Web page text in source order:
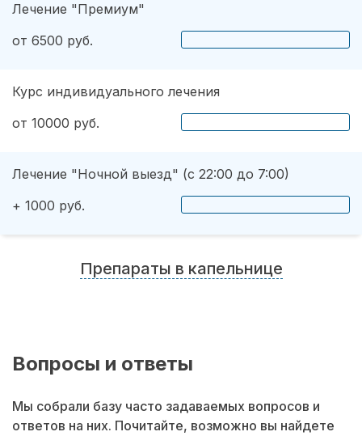
Лечение "Премиум"
от 6500 руб.
Курс индивидуального лечения
от 10000 руб.
Лечение "Ночной выезд" (с 22:00 до 7:00)
+ 1000 руб.
Препараты в капельнице
Вопросы и ответы
Мы собрали базу часто задаваемых вопросов и
ответов на них. Почитайте, возможно вы найдете